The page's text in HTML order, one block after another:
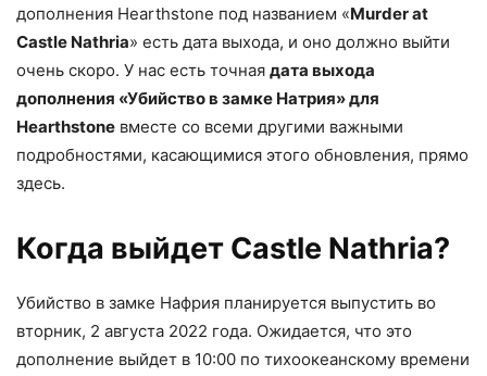
дополнения Hearthstone под названием «Murder at
Castle Nathria» есть дата выхода, и оно должно выйти
очень скоро. У нас есть точная дата выхода
дополнения «Убийство в замке Натрия» для
Hearthstone вместе со всеми другими важными
подробностями, касающимися этого обновления, прямо
здесь.
Когда выйдет Castle Nathria?
Убийство в замке Нафрия планируется выпустить во
вторник, 2 августа 2022 года. Ожидается, что это
дополнение выйдет в 10:00 по тихоокеанскому времени